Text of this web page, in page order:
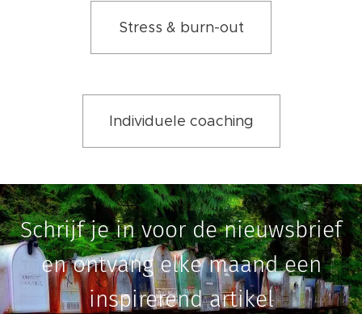
Stress & burn-out
Individuele coaching
Schrijf je in voor de nieuwsbrief
en ontvang elke maand een
inspirerend artikel